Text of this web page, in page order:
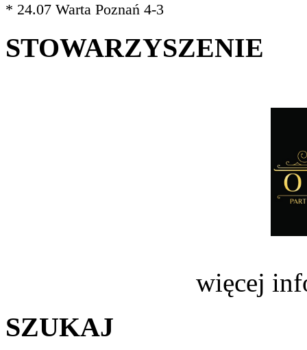
* 24.07 Warta Poznań 4-3
STOWARZYSZENIE
więcej
SZUKAJ